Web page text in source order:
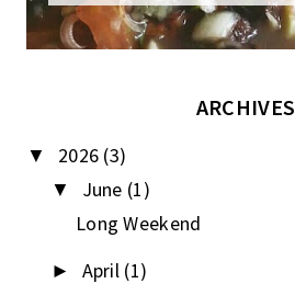
ARCHIVES
▼ 2026 (3)
▼ June (1)
Long Weekend
► April (1)